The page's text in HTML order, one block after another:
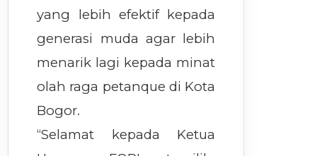
yang lebih efektif kepada
generasi muda agar lebih
menarik lagi kepada minat
olah raga petanque di Kota
Bogor.
“Selamat kepada Ketua